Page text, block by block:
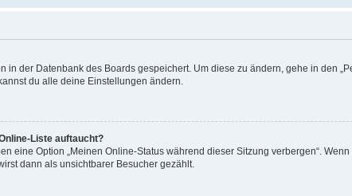
der Datenbank des Boards gespeichert. Um diese zu ändern, gehe in den
du alle deine Einstellungen ändern.
Liste auftaucht?
eine Option „Meinen Online-Status während dieser Sitzung verbergen“.
dann als unsichtbarer Besucher gezählt.